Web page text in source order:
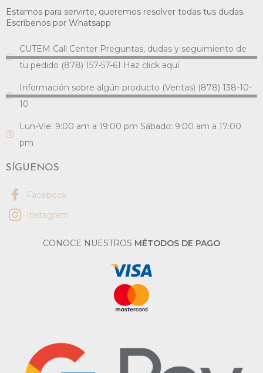
Estamos para servirte, queremos resolver todas tus dudas.
Escríbenos por Whatsapp
CUTEM Call Center Preguntas, dudas y seguimiento de
tu pedido (878) 157-57-61 Haz click aquí
Información sobre algún producto (Ventas) (878) 138-10-
10
Lun-Vie: 9:00 am a 19:00 pm Sábado: 9:00 am a 17:00
pm
SÍGUENOS
Facebook
Instagram
CONOCE NUESTROS MÉTODOS DE PAGO